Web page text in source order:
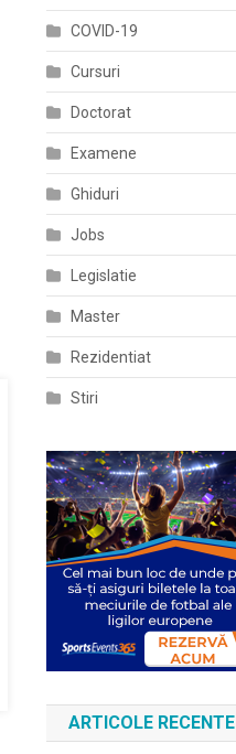
COVID-19
Cursuri
Doctorat
Examene
Ghiduri
Jobs
Legislatie
Master
Rezidentiat
Stiri
ARTICOLE RECENTE